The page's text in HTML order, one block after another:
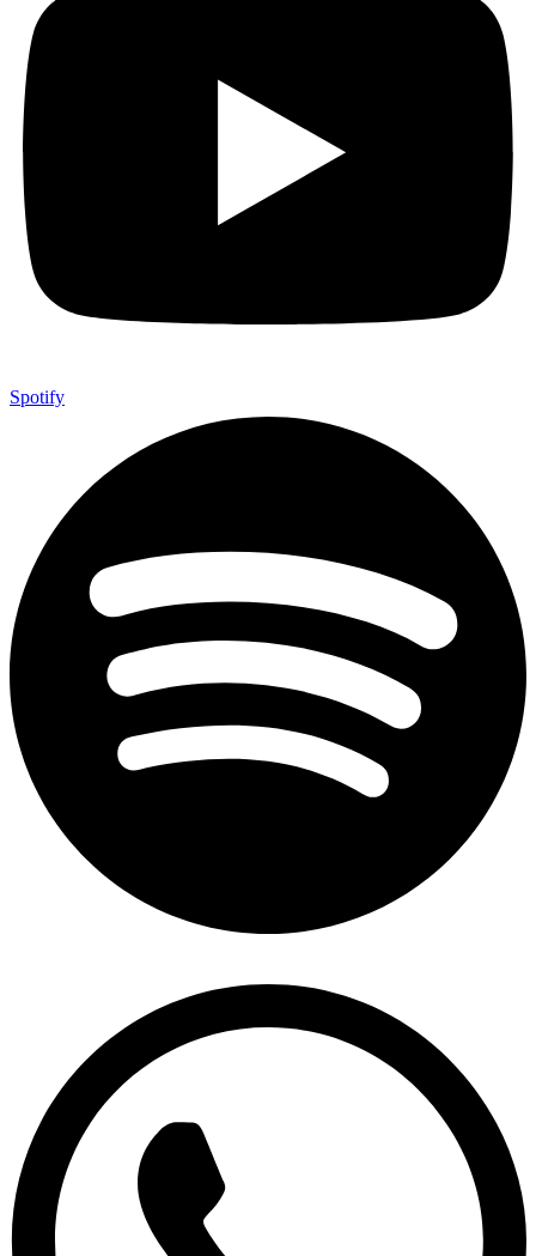
Spotify